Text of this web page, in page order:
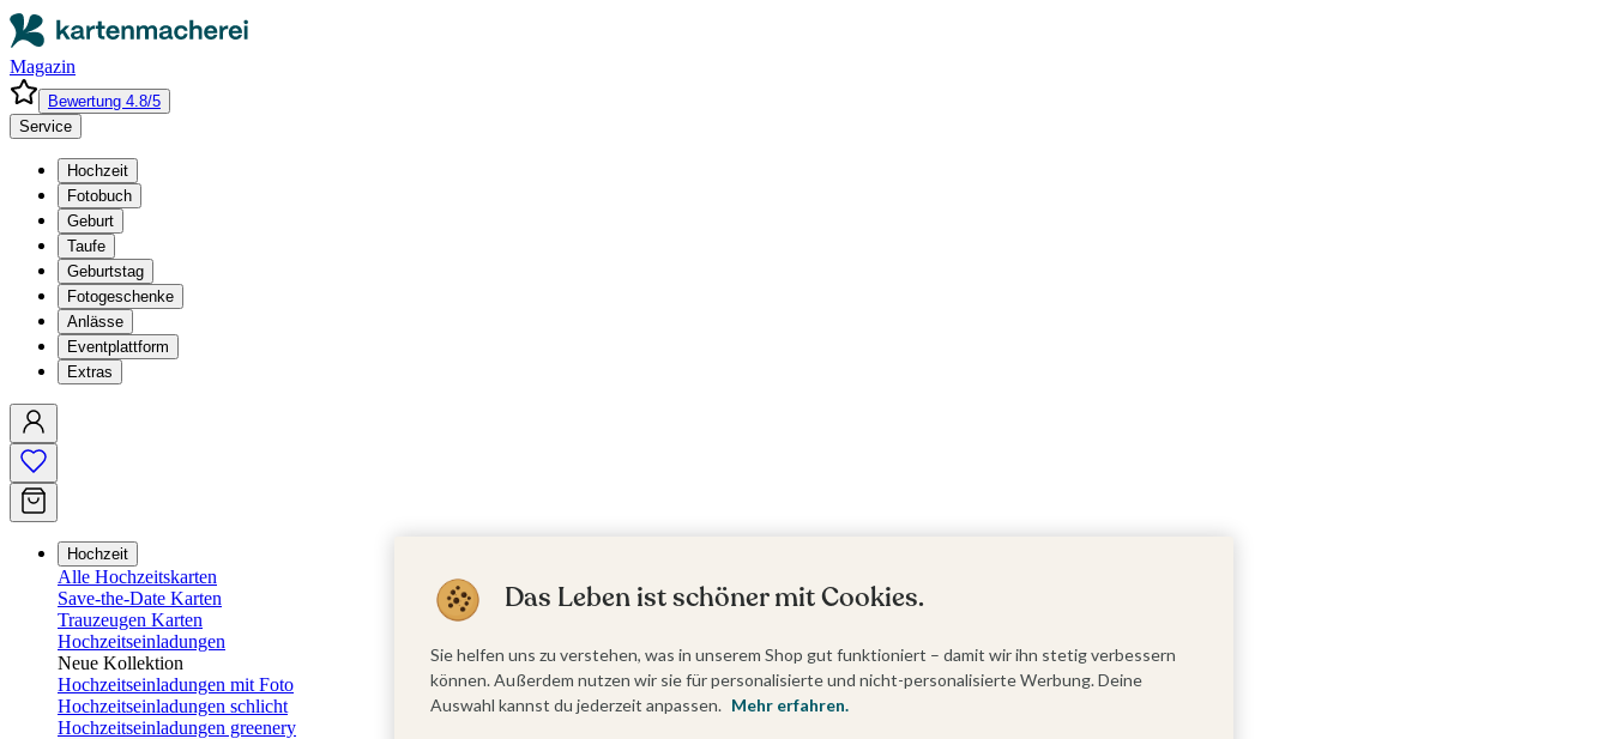
Magazin
Bewertung 4.8/5
Service
Hochzeit
Fotobuch
Geburt
Taufe
Geburtstag
Fotogeschenke
Anlässe
Eventplattform
Extras
Hochzeit
Alle Hochzeitskarten
Save-the-Date Karten
Trauzeugen Karten
Hochzeitseinladungen
Neue Kollektion
Hochzeitseinladungen mit Foto
Hochzeitseinladungen schlicht
Hochzeitseinladungen greenery
Das Leben ist schöner mit Cookies.
Sie helfen uns zu verstehen, was in unserem Shop gut funktioniert – damit wir ihn stetig verbessern
können. Außerdem nutzen wir sie für personalisierte und nicht-personalisierte Werbung. Deine
Auswahl kannst du jederzeit anpassen. Mehr erfahren.